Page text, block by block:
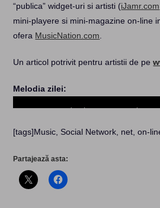
“publica” widget-uri si artisti (iJamr.com
mini-playere si mini-magazine on-line
ofera MusicNation.com
Un articol potrivit pentru artistii de pe
Melodia zilei:
[tags]Music, Social Network, net, on-
Partajează asta: